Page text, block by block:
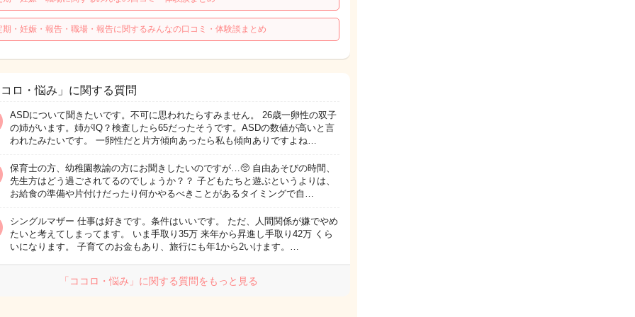
期・妊娠・報告・職場・報告に関するみんなの口コミ・体験談まとめ
ロ・悩み」に関する質問
ASDについて聞きたいです。不可に思われたらすみません。 26歳一卵性の双子
の姉がいます。姉がIQ？検査したら65だったそうです。ASDの数値が高いと言
われたみたいです。 一卵性だと片方傾向あったら私も傾向ありですよね…
保育士の方、幼稚園教諭の方にお聞きしたいのですが…🥺 自由あそびの時間、
先生方はどう過ごされてるのでしょうか？？ 子どもたちと遊ぶというよりは、
お給食の準備や片付けだったり何かやるべきことがあるタイミングで自…
シングルマザー 仕事は好きです。条件はいいです。 ただ、人間関係が嫌でやめ
たいと考えてしまってます。 いま手取り35万 来年から昇進し手取り42万 くら
いになります。 子育てのお金もあり、旅行にも年1から2いけます。…
「ココロ・悩み」に関する質問をもっと見る